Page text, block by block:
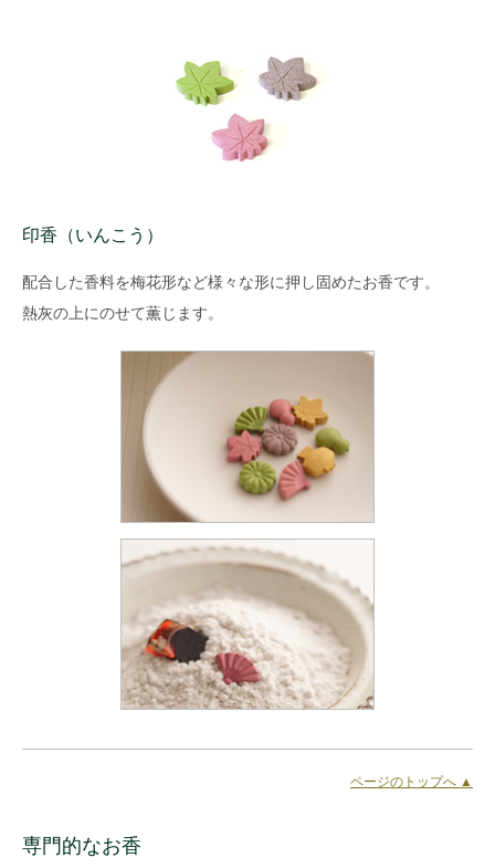
印香（いんこう）
配合した香料を梅花形など様々な形に押し固めたお香です。
熱灰の上にのせて薫じます。
ページのトップへ ▲
専門的なお香